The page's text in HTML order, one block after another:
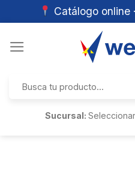
Catálogo online
por:
Sucursal: